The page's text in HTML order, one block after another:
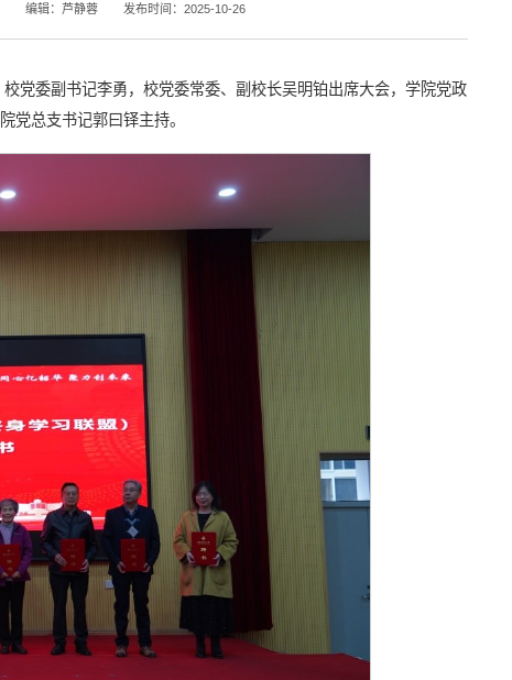
编辑：芦静蓉 发布时间：2025-10-26
党委副书记李勇，校党委常委、副校长吴明铂出席大会，学院党政
党总支书记郭曰铎主持。